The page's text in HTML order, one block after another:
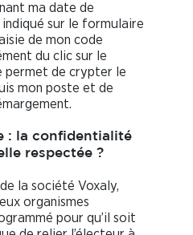
ma date de
sur le formulaire
de mon code
du clic sur le
permet de crypter le
mon poste et de
: la confidentialité
respectée ?
la société Voxaly,
organismes
pour qu’il soit